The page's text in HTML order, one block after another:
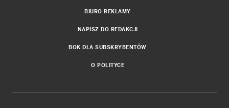
BIURO REKLAMY
NAPISZ DO REDAKCJI
BOK DLA SUBSKRYBENTÓW
O POLITYCE